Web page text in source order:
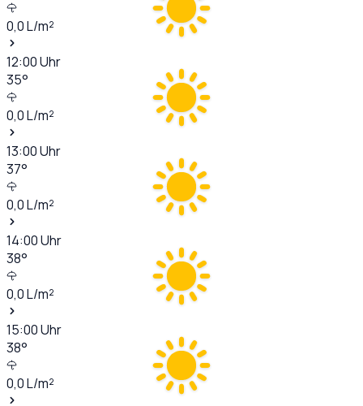
0,0L/m²
12:00Uhr
35°
0,0L/m²
13:00Uhr
37°
0,0L/m²
14:00Uhr
38°
0,0L/m²
15:00Uhr
38°
0,0L/m²